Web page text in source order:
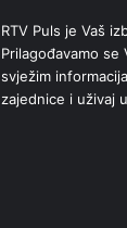
RTV Puls je Vaš
Prilagođavamo
svježim
zajednice i uživaj